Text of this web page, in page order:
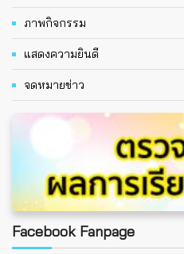
ภาพกิจกรรม
แสดงความยินดี
จดหมายข่าว
Facebook Fanpage